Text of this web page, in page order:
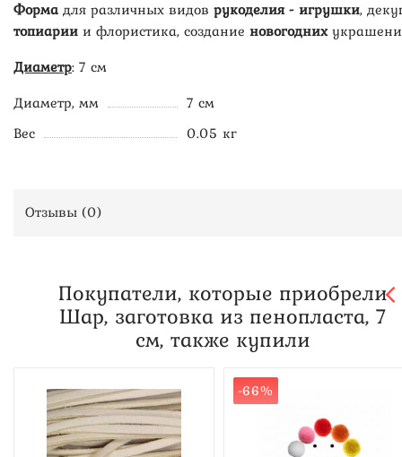
Форма для различных видов рукоделия - игрушки,
топиарии и флористика, создание новогодних
Диаметр: 7 см
Диаметр, мм
7 см
Вес
0.05 кг
Отзывы (0)
Покупатели, которые приобрели
Шар, заготовка из пенопласта, 7
см, также купили
-66%